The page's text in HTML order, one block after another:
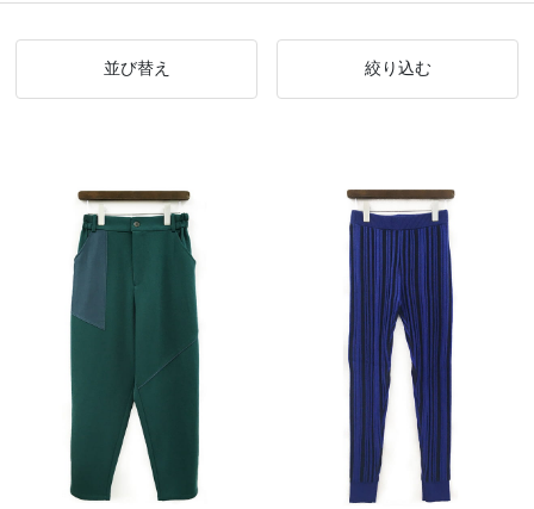
並び替え 絞り込む